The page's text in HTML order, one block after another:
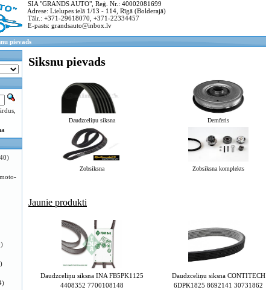
SIA "GRANDS AUTO", Reģ. Nr.: 40002081699
Adrese: Lielupes ielā 1/13 - 114, Rīgā (Bolderajā)
Tālr.: +371-29618070, +371-22334457
E-pasts: grandsauto@inbox.lv
pievads
Siksnu pievads
Daudzceliņu siksna Demferis
Zobsiksna Zobsiksna komplekts
Jaunie produkti
Daudzceliņu siksna INA FB5PK1125
4408352 7700108148
Daudzceliņu siksna CONTITECH
6DPK1825 8692141 30731862